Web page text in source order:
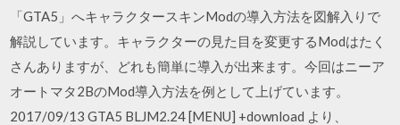
「GTA5」へキャラクタースキンModの導入方法を図解入りで
解説しています。キャラクターの見た目を変更するModはたく
さんありますが、どれも簡単に導入が出来ます。今回はニーア
オートマタ2BのMod導入方法を例として上げています。
2017/09/13 GTA5 BLJM2.24 [MENU] +download より、